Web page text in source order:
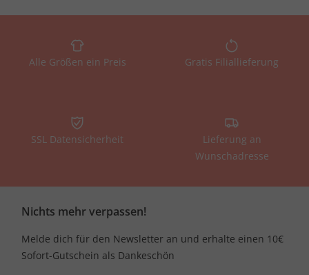
Alle Größen ein Preis Gratis Filiallieferung
SSL Datensicherheit
Lieferung an
Wunschadresse
Nichts mehr verpassen!
Melde dich für den Newsletter an und erhalte einen 10€
Sofort-Gutschein als Dankeschön